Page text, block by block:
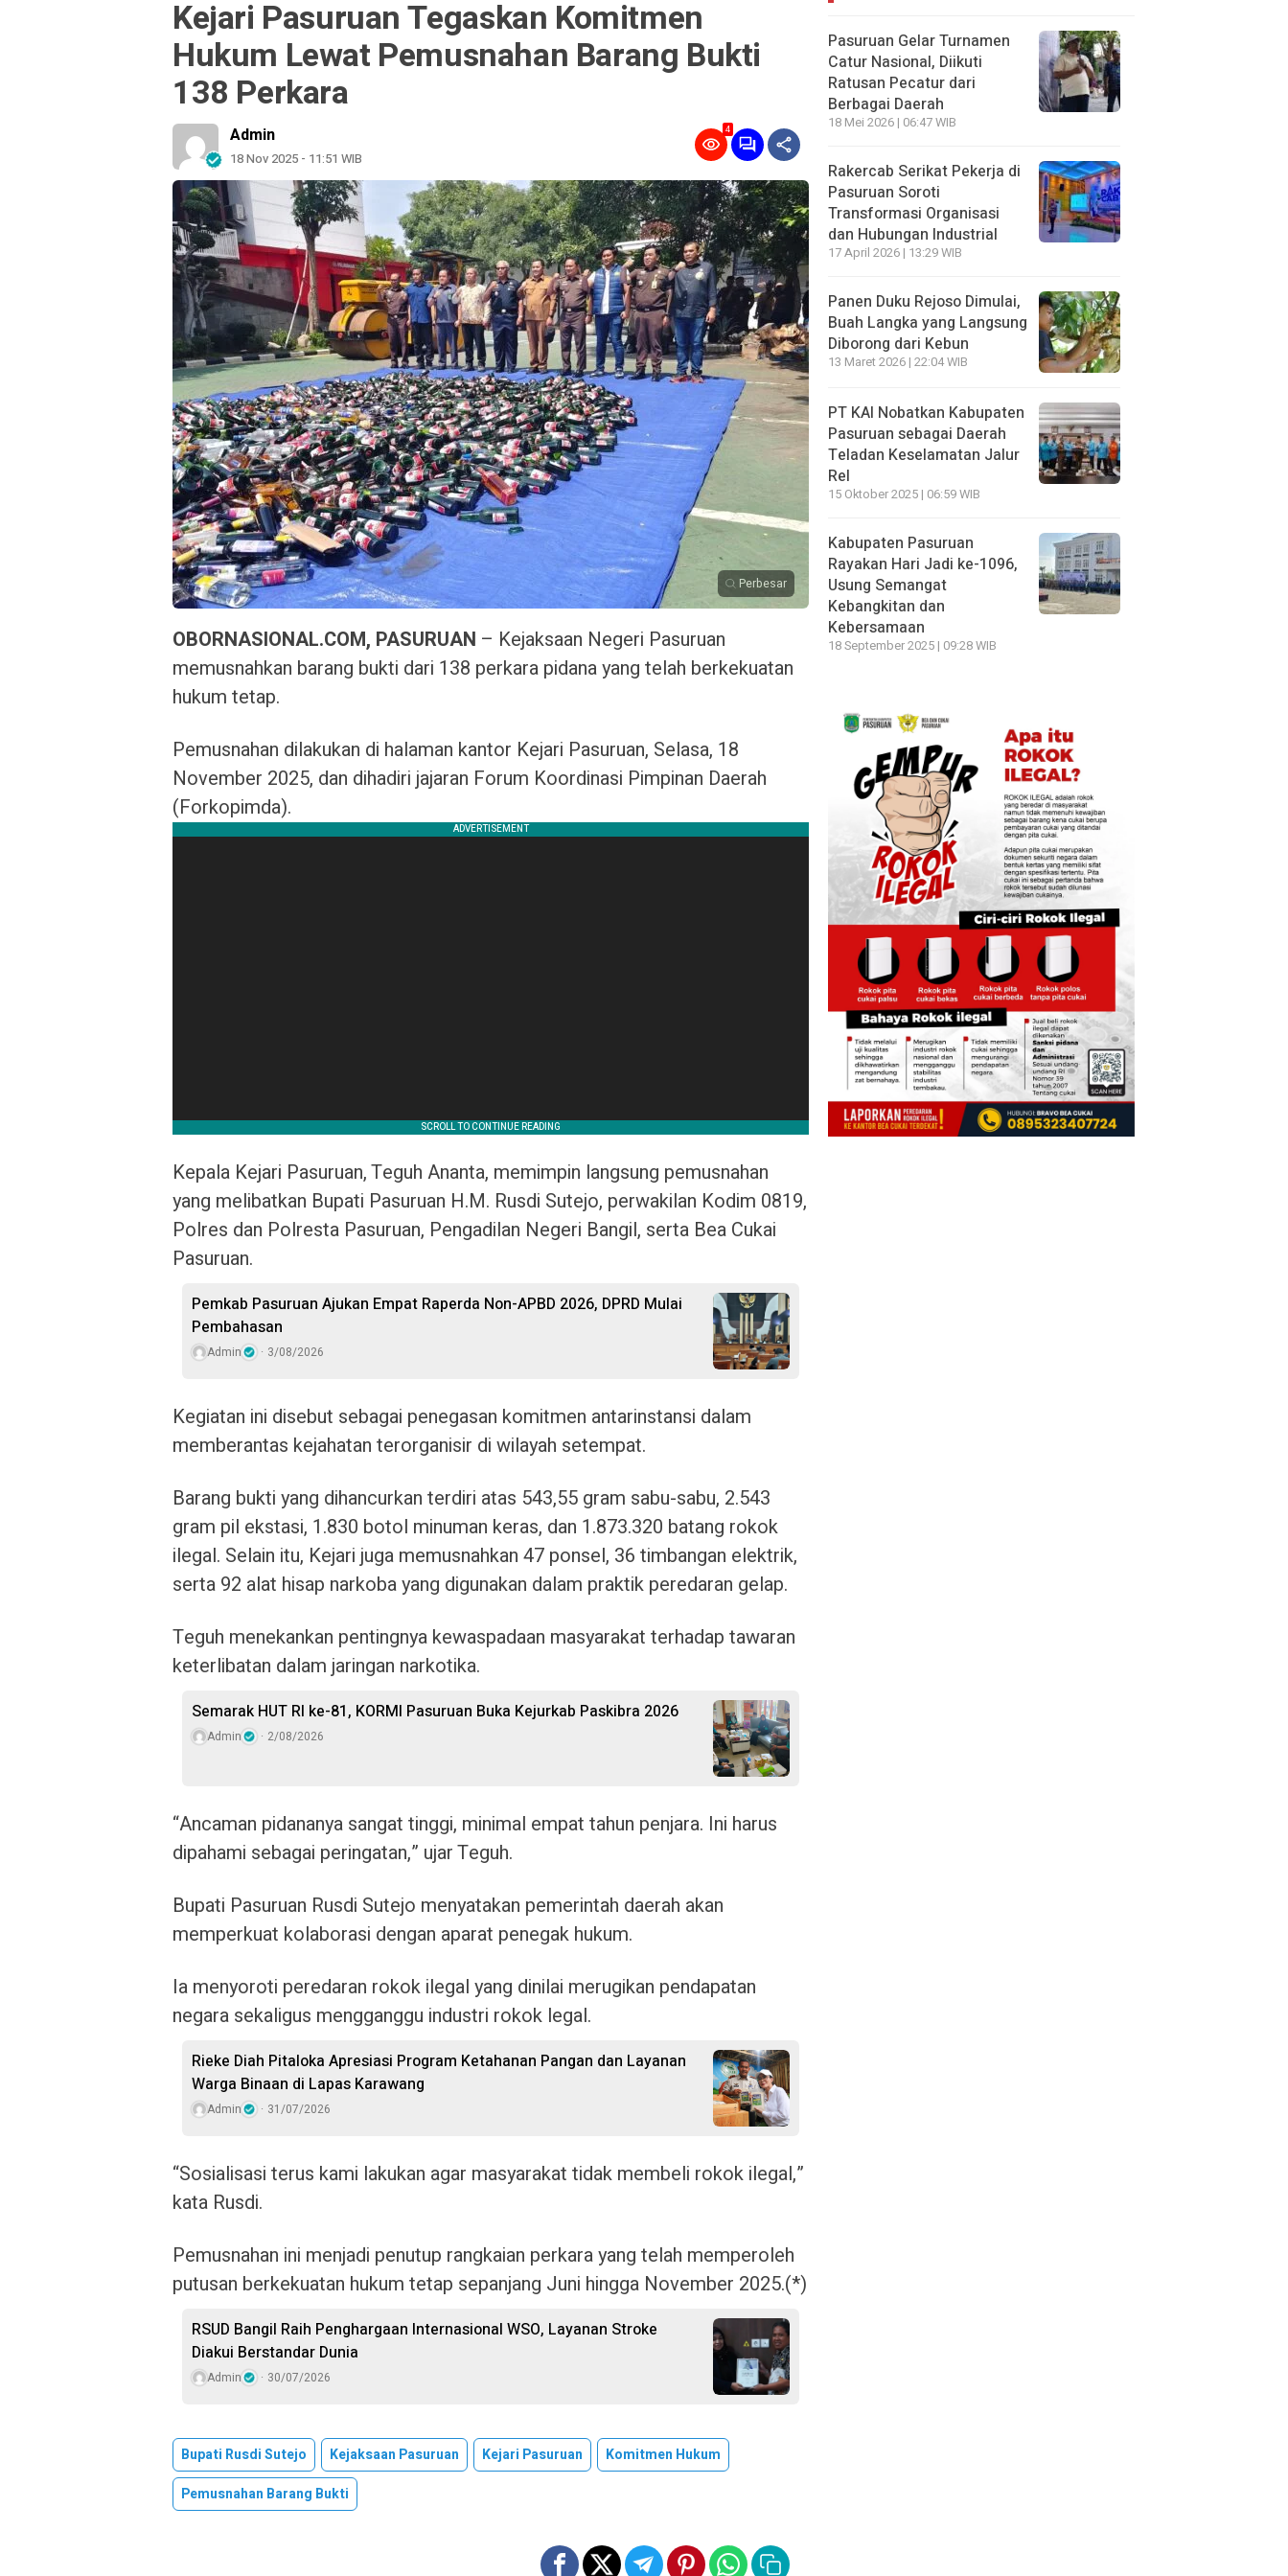
Kejari Pasuruan Tegaskan Komitmen
Hukum Lewat Pemusnahan Barang Bukti
138 Perkara
Admin
18 Nov 2025 - 11:51 WIB
4
Perbesar
OBORNASIONAL.COM, PASURUAN – Kejaksaan Negeri Pasuruan
memusnahkan barang bukti dari 138 perkara pidana yang telah berkekuatan
hukum tetap.
Pemusnahan dilakukan di halaman kantor Kejari Pasuruan, Selasa, 18
November 2025, dan dihadiri jajaran Forum Koordinasi Pimpinan Daerah
(Forkopimda).
Kepala Kejari Pasuruan, Teguh Ananta, memimpin langsung pemusnahan
yang melibatkan Bupati Pasuruan H.M. Rusdi Sutejo, perwakilan Kodim 0819,
Polres dan Polresta Pasuruan, Pengadilan Negeri Bangil, serta Bea Cukai
Pasuruan.
Pemkab Pasuruan Ajukan Empat Raperda Non-APBD 2026, DPRD Mulai
Pembahasan
Admin 3/08/2026
Kegiatan ini disebut sebagai penegasan komitmen antarinstansi dalam
memberantas kejahatan terorganisir di wilayah setempat.
Barang bukti yang dihancurkan terdiri atas 543,55 gram sabu-sabu, 2.543
gram pil ekstasi, 1.830 botol minuman keras, dan 1.873.320 batang rokok
ilegal. Selain itu, Kejari juga memusnahkan 47 ponsel, 36 timbangan elektrik,
serta 92 alat hisap narkoba yang digunakan dalam praktik peredaran gelap.
Teguh menekankan pentingnya kewaspadaan masyarakat terhadap tawaran
keterlibatan dalam jaringan narkotika.
Semarak HUT RI ke-81, KORMI Pasuruan Buka Kejurkab Paskibra 2026
Admin 2/08/2026
“Ancaman pidananya sangat tinggi, minimal empat tahun penjara. Ini harus
dipahami sebagai peringatan,” ujar Teguh.
Bupati Pasuruan Rusdi Sutejo menyatakan pemerintah daerah akan
memperkuat kolaborasi dengan aparat penegak hukum.
Ia menyoroti peredaran rokok ilegal yang dinilai merugikan pendapatan
negara sekaligus mengganggu industri rokok legal.
Rieke Diah Pitaloka Apresiasi Program Ketahanan Pangan dan Layanan
Warga Binaan di Lapas Karawang
Admin 31/07/2026
“Sosialisasi terus kami lakukan agar masyarakat tidak membeli rokok ilegal,”
kata Rusdi.
Pemusnahan ini menjadi penutup rangkaian perkara yang telah memperoleh
putusan berkekuatan hukum tetap sepanjang Juni hingga November 2025.(*)
RSUD Bangil Raih Penghargaan Internasional WSO, Layanan Stroke
Diakui Berstandar Dunia
Admin 30/07/2026
Bupati Rusdi Sutejo Kejaksaan Pasuruan Kejari Pasuruan
Komitmen Hukum
Pemusnahan Barang Bukti
Pasuruan Gelar Turnamen
Catur Nasional, Diikuti
Ratusan Pecatur dari
Berbagai Daerah
18 Mei 2026 | 06:47 WIB
Rakercab Serikat Pekerja di
Pasuruan Soroti
Transformasi Organisasi
dan Hubungan Industrial
17 April 2026 | 13:29 WIB
Panen Duku Rejoso Dimulai,
Buah Langka yang Langsung
Diborong dari Kebun
13 Maret 2026 | 22:04 WIB
PT KAI Nobatkan Kabupaten
Pasuruan sebagai Daerah
Teladan Keselamatan Jalur
Rel
15 Oktober 2025 | 06:59 WIB
Kabupaten Pasuruan
Rayakan Hari Jadi ke-1096,
Usung Semangat
Kebangkitan dan
Kebersamaan
18 September 2025 | 09:28 WIB